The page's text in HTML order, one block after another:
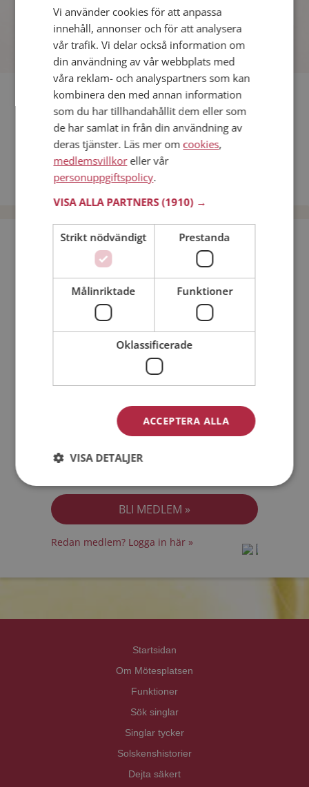
Fler singlar
Fler singelkvinnor från Stockholm:Ulrika,Annie,Jessie
Män från Stockholm
Dejta kvinnor i Sverige
Dejta män i Sverige
Bli medlem utan kostnad!
Jag är en: Man Kvinna
Min ålder:
Jag accepterarMedlemsvillkoren
Redan medlem? Logga in här »
Startsidan
Om Mötesplatsen
Funktioner
Sök singlar
Singlar tycker
Solskenshistorier
Dejta säkert
Vi använder cookies för att anpassa
innehåll, annonser och för att analysera
vår trafik. Vi delar också information om
din användning av vår webbplats med
våra reklam- och analyspartners som kan
kombinera den med annan information
som du har tillhandahållit dem eller som
de har samlat in från din användning av
deras tjänster. Läs mer om cookies,
medlemsvillkoreller vår
personuppgiftspolicy.
VISA ALLA PARTNERS(1910) →
Strikt nödvändigt Prestanda
Målinriktade Funktioner
Oklassificerade
ACCEPTERA ALLA
VISA DETALJER